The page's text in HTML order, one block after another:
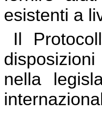
esistenti a
Il
nella